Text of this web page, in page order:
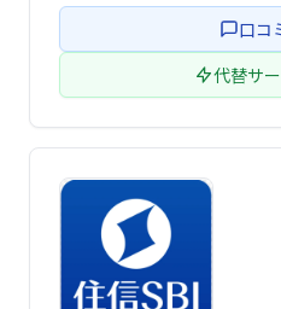
口コ
代替サ